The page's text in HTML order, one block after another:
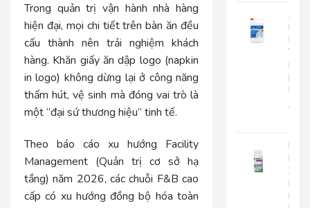
Trong quản trị vận hành nhà hàng
hiện đại, mọi chi tiết trên bàn ăn đều
cấu thành nên trải nghiệm khách
hàng. Khăn giấy ăn dập logo (napkin
in logo) không dừng lại ở công năng
thấm hút, vệ sinh mà đóng vai trò là
một “đại sứ thương hiệu” tinh tế.
Theo báo cáo xu hướng Facility
Management (Quản trị cơ sở hạ
tầng) năm 2026, các chuỗi F&B cao
cấp có xu hướng đồng bộ hóa toàn
Xà
Rửa
Tay
|
RC500
Hoa
Xịt